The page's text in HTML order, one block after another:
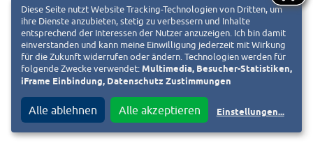
Diese Seite nutzt Website Tracking-Technologien von Dritten, um
ihre Dienste anzubieten, stetig zu verbessern und Inhalte
entsprechend der Interessen der Nutzer anzuzeigen. Ich bin damit
einverstanden und kann meine Einwilligung jederzeit mit Wirkung
für die Zukunft widerrufen oder ändern. Technologien werden für
folgende Zwecke verwendet: Multimedia, Besucher-Statistiken,
iFrame Einbindung, Datenschutz Zustimmungen
Alle ablehnen Alle akzeptieren Einstellungen...